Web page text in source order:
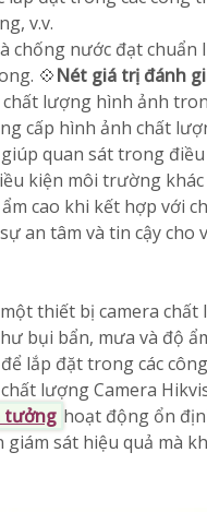
v.v.
chống nước đạt chuẩn
💠Nét giá trị đánh
lượng hình ảnh
cấp hình ảnh chất
quan sát trong
kiện môi trường khác
cao khi kết hợp với
an tâm và tin cậy
thiết bị camera
bụi bẩn, mưa và độ
lắp đặt trong các
lượng Camera
tưởng hoạt động ổn
sát hiệu quả mà